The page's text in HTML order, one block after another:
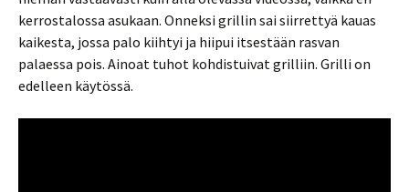
kerrostalossa asukaan. Onneksi grillin sai siirrettyä kauas
kaikesta, jossa palo kiihtyi ja hiipui itsestään rasvan
palaessa pois. Ainoat tuhot kohdistuivat grilliin. Grilli on
edelleen käytössä.